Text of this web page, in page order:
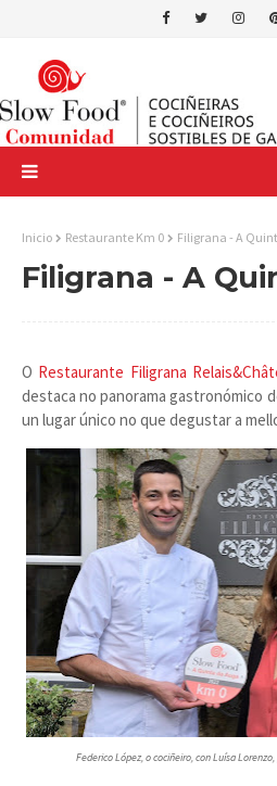
Inicio Restaurante Km 0 Filigrana - A
Filigrana - A
O Restaurante Filigrana
destaca no panorama gastronómico
un lugar único no que degustar a
Federico López, o cociñeiro, con Luísa